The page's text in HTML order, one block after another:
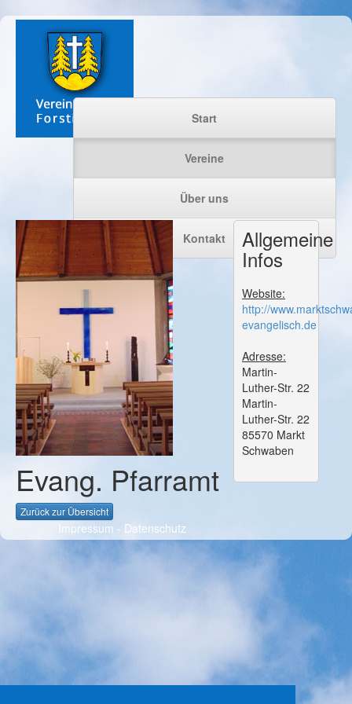
Start
Vereine
Über uns
Kontakt
Evang. Pfarramt
Allgemeine
Infos
Website:
http://
evangelisch.de
Adresse:
Martin-
Luther-Str. 22
Martin-
Luther-Str. 22
85570 Markt
Schwaben
Zurück zur Übersicht
Impressum - Datenschutz